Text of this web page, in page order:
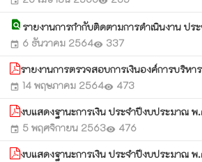
find_in_page รายงานการกำกับติดตามการดำเนินงาน ป
event 6 ธันวาคม 2564visibility 337
รายงานการตรวจสอบการเงินองค์การบริห
event 14 พฤษภาคม 2564visibility 473
งบแสดงฐานะการเงิน ประจำปีงบประมาณ
event 5 พฤศจิกายน 2563visibility 476
งบแสดงฐานะการเงิน ประจำปีงบประมาณ